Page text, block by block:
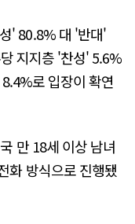
' 80.8% 대 '반대'
지지층 '찬성' 5.6%
로 입장이 확연
만 18세 이상 남녀
화 방식으로 진행됐